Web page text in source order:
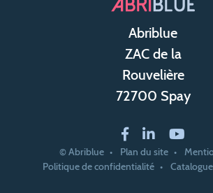
Abriblue
ZAC de la
Rouvelière
72700 Spay
© Abriblue Plan du site
Politique de confidentialité